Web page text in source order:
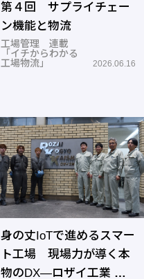
第４回 サプライチェー
ン機能と物流
工場管理 連載
「イチからわかる
工場物流」
2026.06.16
身の丈IoTで進めるスマー
ト工場 現場力が導く本
物のDX―ロザイ工業 赤